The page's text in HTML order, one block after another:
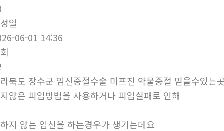
일
06-01 14:36
북도 장수군 임신중절수술 미프진 약물중절 믿을수있는
않은 피임방법을 사용하거나 피임실패로 인해
지 않는 임신을 하는경우가 생기는데요